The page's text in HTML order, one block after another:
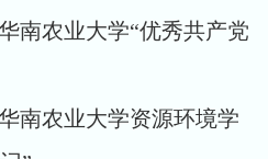
南农业大学“优秀共产党
南农业大学资源环境学